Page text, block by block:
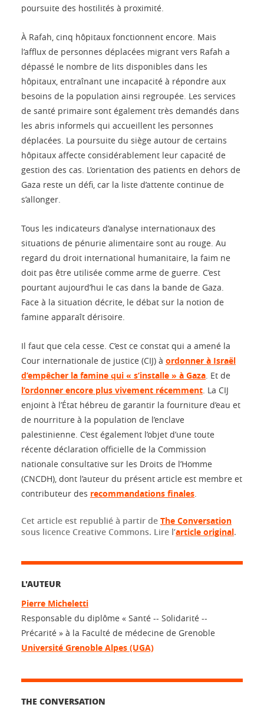
poursuite des hostilités à proximité.
À Rafah, cinq hôpitaux fonctionnent encore. Mais
l’afflux de personnes déplacées migrant vers Rafah a
dépassé le nombre de lits disponibles dans les
hôpitaux, entraînant une incapacité à répondre aux
besoins de la population ainsi regroupée. Les services
de santé primaire sont également très demandés dans
les abris informels qui accueillent les personnes
déplacées. La poursuite du siège autour de certains
hôpitaux affecte considérablement leur capacité de
gestion des cas. L’orientation des patients en dehors de
Gaza reste un défi, car la liste d’attente continue de
s’allonger.
Tous les indicateurs d’analyse internationaux des
situations de pénurie alimentaire sont au rouge. Au
regard du droit international humanitaire, la faim ne
doit pas être utilisée comme arme de guerre. C’est
pourtant aujourd’hui le cas dans la bande de Gaza.
Face à la situation décrite, le débat sur la notion de
famine apparaît dérisoire.
Il faut que cela cesse. C’est ce constat qui a amené la
Cour internationale de justice (CIJ) à ordonner à Israël
d’empêcher la famine qui « s’installe » à Gaza . Et de
l’ordonner encore plus vivement récemment . La CIJ
enjoint à l’État hébreu de garantir la fourniture d’eau et
de nourriture à la population de l’enclave
palestinienne. C’est également l’objet d’une toute
récente déclaration officielle de la Commission
nationale consultative sur les Droits de l’Homme
(CNCDH), dont l’auteur du présent article est membre et
contributeur des recommandations finales
Cet article est republié à partir de The Conversation
sous licence Creative Commons. Lire l’article original.
L'AUTEUR
Pierre Micheletti
Responsable du diplôme « Santé -- Solidarité --
Précarité » à la Faculté de médecine de Grenoble
Université Grenoble Alpes (UGA)
THE CONVERSATION